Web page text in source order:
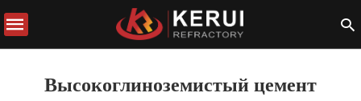
Высокоглиноземистый цемент